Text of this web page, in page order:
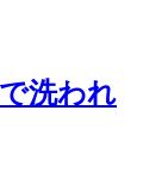
洗われ